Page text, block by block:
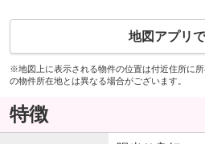
地図アプリ
※地図上に表示される物件の位置は付近住所に
の物件所在地とは異なる場合がございます。
特徴